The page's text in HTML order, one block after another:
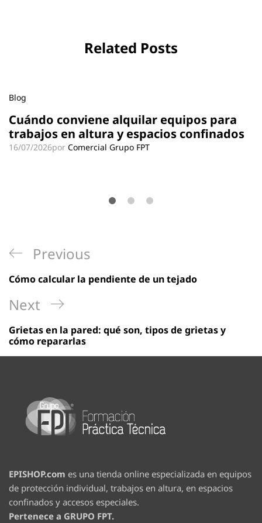
Related Posts
Blog
Cuándo conviene alquilar equipos para
trabajos en altura y espacios confinados
16/07/2026por Comercial Grupo FPT
Navegación
de
entradas
Previous
Post
Previous
Cómo calcular la pendiente de un tejado
Next
Post
Next
Grietas en la pared: qué son, tipos de grietas y
cómo repararlas
EPISHOP.com es una tienda online especializada en equipos
de protección individual, trabajos en altura, en espacios
confinados y accesos especiales.
Pertenece a GRUPO FPT.